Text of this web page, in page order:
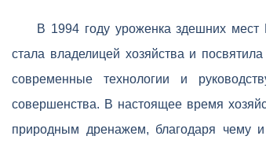
В 1994 году уроженка здешних
стала владелицей хозяйства и
современные технологии и
совершенства. В настоящее время
природным дренажем, благодаря чему